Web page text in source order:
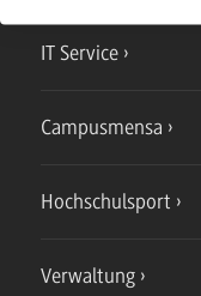
IT Service
Campusmensa
Hochschulsport
Verwaltung